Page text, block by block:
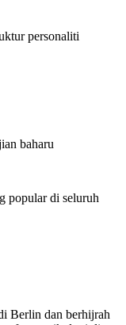
personaliti
baharu
popular di seluruh
Berlin dan berhijrah